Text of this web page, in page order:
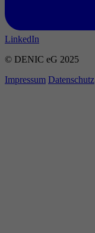
LinkedIn
© DENIC eG 2025
Impressum Datenschutz